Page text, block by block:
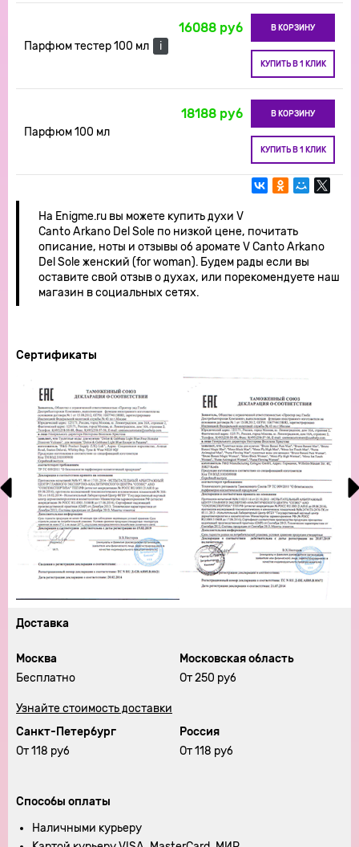
Парфюм тестер 100 мл i
16088 руб В КОРЗИНУ
КУПИТЬ В 1 КЛИК
Парфюм 100 мл
18188 руб В КОРЗИНУ
КУПИТЬ В 1 КЛИК
На Enigme.ru вы можете купить духи V
Canto Arkano Del Sole по низкой цене, почитать
описание, ноты и отзывы об аромате V Canto Arkano
Del Sole женский (for woman). Будем рады если вы
оставите свой отзыв о духах, или порекомендуете наш
магазин в социальных сетях.
Сертификаты
Доставка
Москва
Бесплатно
Узнайте стоимость доставки
Московская область
От 250 руб
Санкт-Петербург
От 118 руб
Россия
От 118 руб
Способы оплаты
Наличными курьеру